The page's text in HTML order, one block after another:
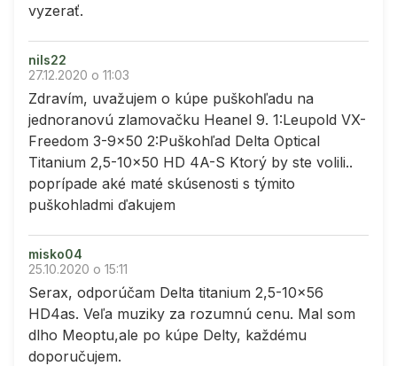
vyzerať.
nils22
27.12.2020 o 11:03
Zdravím, uvažujem o kúpe puškohľadu na
jednoranovú zlamovačku Heanel 9. 1:Leupold VX-
Freedom 3-9x50 2:Puškohľad Delta Optical
Titanium 2,5-10x50 HD 4A-S Ktorý by ste volili..
poprípade aké maté skúsenosti s týmito
puškohladmi ďakujem
misko04
25.10.2020 o 15:11
Serax, odporúčam Delta titanium 2,5-10x56
HD4as. Veľa muziky za rozumnú cenu. Mal som
dlho Meoptu,ale po kúpe Delty, každému
doporučujem.